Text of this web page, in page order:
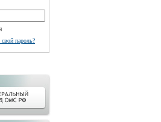
пароль?